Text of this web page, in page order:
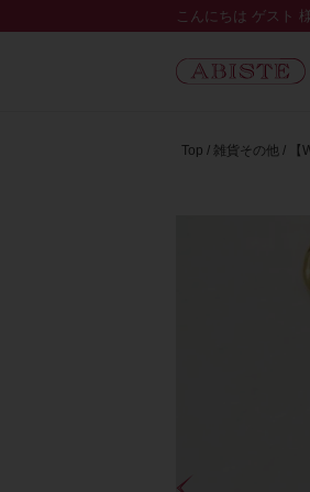
こんにちは ゲスト 様
Top 雑貨その他 【